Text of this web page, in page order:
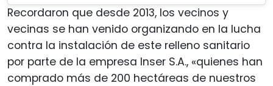
Recordaron que desde 2013, los vecinos y
vecinas se han venido organizando en la lucha
contra la instalación de este relleno sanitario
por parte de la empresa Inser S.A., «quienes han
comprado más de 200 hectáreas de nuestros